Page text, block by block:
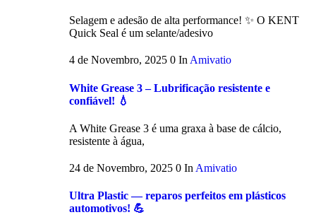
Selagem e adesão de alta performance! ✨ O KENT
Quick Seal é um selante/adesivo
4 de Novembro, 2025 0 InAmivatio
White Grease 3 – Lubrificação resistente e
confiável! 💧
A White Grease 3 é uma graxa à base de cálcio,
resistente à água,
24 de Novembro, 2025 0 In Amivatio
Ultra Plastic — reparos perfeitos em plásticos
automotivos! 💪